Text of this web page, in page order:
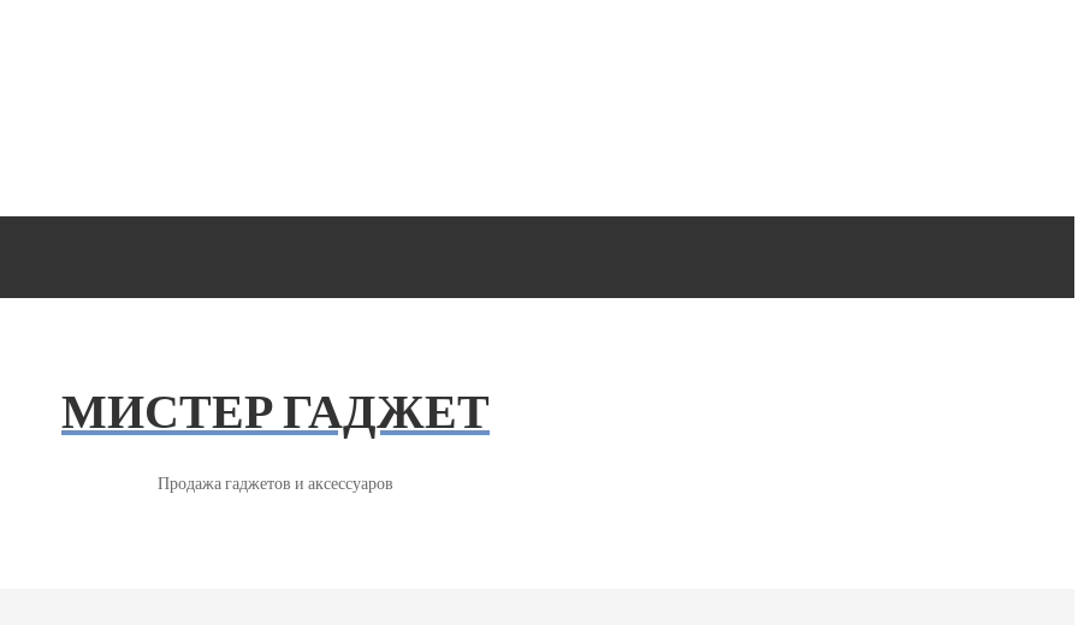
МИСТЕР ГАДЖЕТ
Продажа гаджетов и аксессуаров